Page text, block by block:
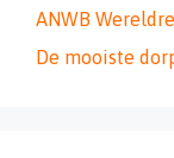
ANWB
De mooiste